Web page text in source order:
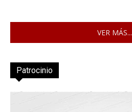
VER MÁS...
Patrocinio